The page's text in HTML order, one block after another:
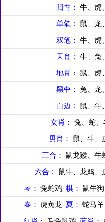
阳性： 牛、虎
单笔： 鼠、龙
双笔： 牛、虎
天肖： 牛、兔
地肖： 鼠、虎
黑中： 兔、龙
白边： 鼠、牛
女肖： 兔、蛇、
男肖： 鼠、牛、
三合： 鼠龙猴、牛
六合： 鼠牛、龙鸡、
琴： 兔蛇鸡 棋： 鼠牛狗
春：
虎兔龙 夏： 蛇马羊